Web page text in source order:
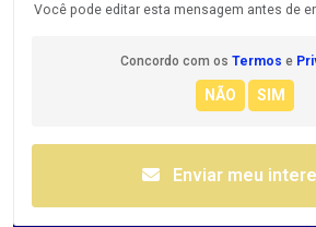
Você pode editar esta mensagem antes de
Concordo com os Termos e
Enviar meu